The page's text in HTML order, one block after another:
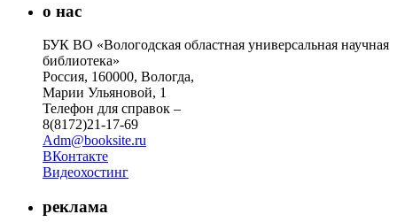
о нас
БУК ВО «Вологодская областная универсальная научная
библиотека»
Россия, 160000, Вологда,
Марии Ульяновой, 1
Телефон для справок –
8(8172)21-17-69
Adm@booksite.ru
ВКонтакте
Видеохостинг
реклама